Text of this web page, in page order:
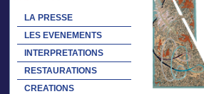
LA PRESSE
LES EVENEMENTS
INTERPRETATIONS
RESTAURATIONS
CREATIONS